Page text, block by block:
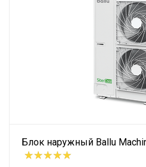
Блок наружный Ballu